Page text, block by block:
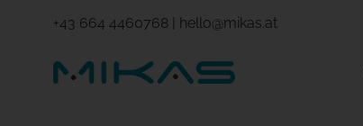
+43 664 4460768| hello@mikas.at